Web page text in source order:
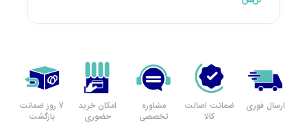
ارسال فوری
ضمانت اصالت
کالا
مشاوره
تخصصی
امکان خرید
حضوری
7 روز ضمانت
بازگشت